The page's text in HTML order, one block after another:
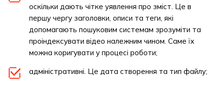
оскільки дають чітке уявлення про зміст. Це в
першу чергу заголовки, описи та теги, які
допомагають пошуковим системам зрозуміти та
проіндексувати відео належним чином. Саме їх
можна коригувати у процесі роботи;
адміністративні. Це дата створення та тип файлу;